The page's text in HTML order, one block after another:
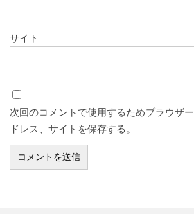
サイト
次回のコメントで使用するためブラウザ
ドレス、サイトを保存する。